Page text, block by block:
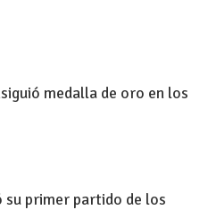
medalla de oro en los
primer partido de los